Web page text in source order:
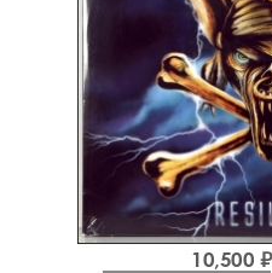
10,500 ₽